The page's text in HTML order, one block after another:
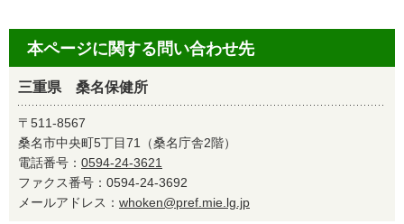
本ページに関する問い合わせ先
三重県 桑名保健所
〒511-8567
桑名市中央町5丁目71（桑名庁舎2階）
電話番号： 0594-24-3621
ファクス番号：0594-24-3692
メールアドレス： whoken@pref.mie.lg.jp